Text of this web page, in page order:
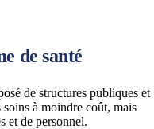
de santé
de structures publiques et
à moindre coût, mais
et de personnel.